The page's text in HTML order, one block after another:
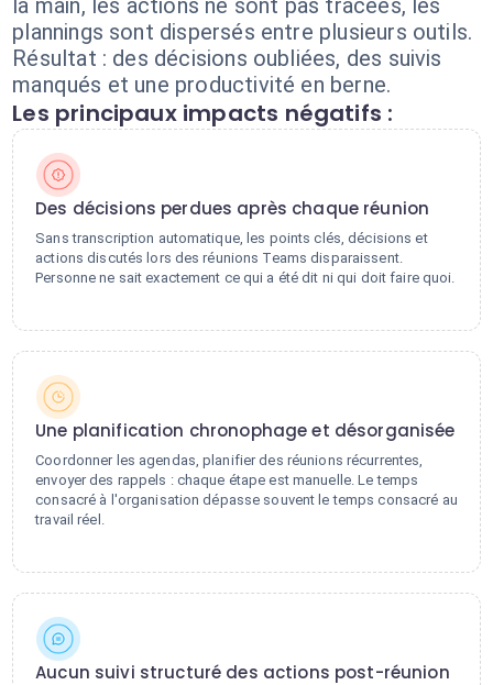
la main, les actions ne sont pas tracées, les
plannings sont dispersés entre plusieurs outils.
Résultat : des décisions oubliées, des suivis
manqués et une productivité en berne.
Les principaux impacts négatifs :
Des décisions perdues après chaque réunion
Sans transcription automatique, les points clés, décisions et
actions discutés lors des réunions Teams disparaissent.
Personne ne sait exactement ce qui a été dit ni qui doit faire quoi.
Une planification chronophage et désorganisée
Coordonner les agendas, planifier des réunions récurrentes,
envoyer des rappels : chaque étape est manuelle. Le temps
consacré à l'organisation dépasse souvent le temps consacré au
travail réel.
Aucun suivi structuré des actions post-réunion